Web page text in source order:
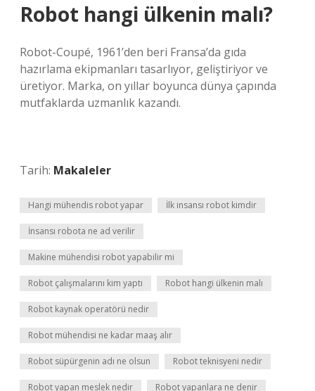
Robot hangi ülkenin malı?
Robot-Coupé, 1961’den beri Fransa’da gıda
hazırlama ekipmanları tasarlıyor, geliştiriyor ve
üretiyor. Marka, on yıllar boyunca dünya çapında
mutfaklarda uzmanlık kazandı.
Tarih: Makaleler
Hangi mühendis robot yapar İlk insansı robot kimdir
İnsansı robota ne ad verilir
Makine mühendisi robot yapabilir mi
Robot çalışmalarını kim yaptı Robot hangi ülkenin malı
Robot kaynak operatörü nedir
Robot mühendisi ne kadar maaş alır
Robot süpürgenin adı ne olsun Robot teknisyeni nedir
Robot yapan meslek nedir Robot yapanlara ne denir